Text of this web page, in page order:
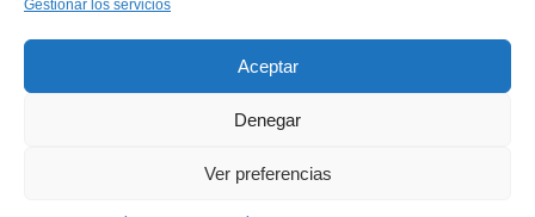
Gestionar los servicios
Aceptar
Denegar
Ver preferencias
Control de luz y
Permiten